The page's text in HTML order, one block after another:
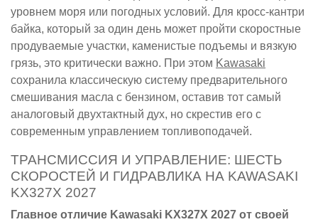
уровнем моря или погодных условий. Для кросс-кантри
байка, который за один день может пройти скоростные
продуваемые участки, каменистые подъемы и вязкую
грязь, это критически важно. При этом Kawasaki
сохранила классическую систему предварительного
смешивания масла с бензином, оставив тот самый
аналоговый двухтактный дух, но скрестив его с
современным управлением топливоподачей.
ТРАНСМИССИЯ И УПРАВЛЕНИЕ: ШЕСТЬ
СКОРОСТЕЙ И ГИДРАВЛИКА НА KAWASAKI
KX327X 2027
Главное отличие Kawasaki KX327X 2027 от своей